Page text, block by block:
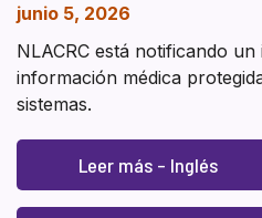
junio 5, 2026
NLACRC está notificando
información médica
sistemas.
Leer más – Inglés